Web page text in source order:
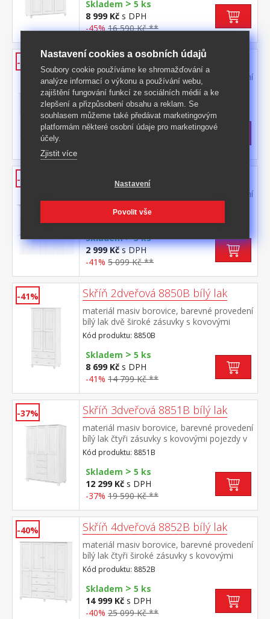
Skladem > 5 ks
8 999 Kč s DPH
-45% 16 590 Kč **
-41% Nástavec 3dveřový 8864B bílý lak
materiál masiv borovice, barevné provedení
bílý lak nástavec pro skříň 8863B nebo
8851B
Kód produktu: 8864B
Skladem> 5 ks
4 299 Kčs DPH
-41% Nástavec 2dveřový 8861B bílý lak
materiál masiv borovice, barevné provedení
bílý lak nástavec pro skříň 8860B nebo
Skladem>5 ks
2 999 Kčs DPH
-41% 5 099 Kč **
-41% Skříň 2dveřová 8850B bílý lak
materiál masiv borovice, barevné provedení
bílý lak dvě široké zásuvky s kovovými
pojezdy v horní části šatní tyč a 3
police doporučený nástavec 8861B
Kód produktu: 8850B
Skladem > 5 ks
8 699 Kč s DPH
-41% 14 799 Kč **
-37% Skříň 3dveřová 8851B bílý lak
materiál masiv borovice, barevné provedení
bílý lak čtyři zásuvky s kovovými pojezdy v
levé části dvě šatní tyče, ve střední části 1
police a v pravé části 3 police doporučený
nástavec 8864B
Kód produktu: 8851B
Skladem > 5 ks
12 299 Kč s DPH
-37% 19 590 Kč **
-40% Skříň 4dveřová 8852B bílý lak
materiál masiv borovice, barevné provedení
bílý lak čtyři široké zásuvky s kovovými
pojezdy v levé části dvě šatní tyče, ve
střední části 1 police a v pravé části 3
police doporučený nástavec 8853B
Kód produktu: 8852B
Skladem > 5 ks
14 999 Kč s DPH
-40% 25 099 Kč **
Nastavení cookies a osobních údajů
Soubory cookie používáme ke shromažďování a
analýze informací o výkonu a používání webu,
zajištění fungování funkcí ze sociálních médií a ke
zlepšení a přizpůsobení obsahu a reklam. Se
souhlasem můžeme také předávat marketingovým
platformám některé osobní údaje pro marketingové
účely.
Zjistit více
Nastavení
Povolit vše